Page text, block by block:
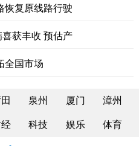
恢复原线路行驶
获丰收 预估产
全国市场
泉州 厦门 漳州
科技 娱乐 体育